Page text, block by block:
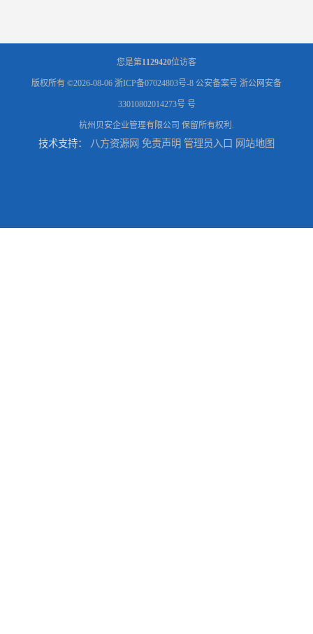
您是第1129420位访客
版权所有 ©2026-08-06 浙ICP备07024803号-8 公安备案号 浙公网安备
33010802014273号 号
杭州贝安企业管理有限公司 保留所有权利.
技术支持： 八方资源网 免责声明 管理员入口 网站地图